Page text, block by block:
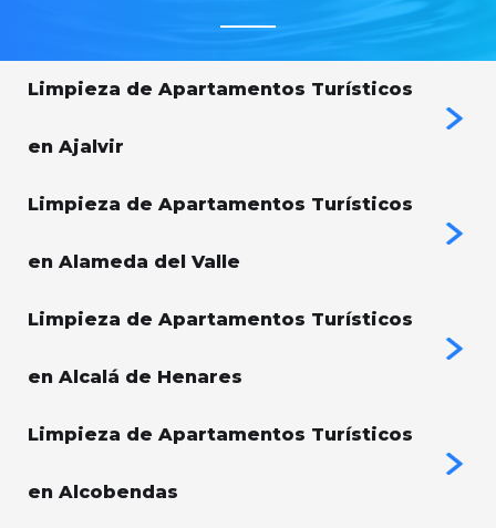
Limpieza de Apartamentos Turísticos
en Ajalvir
Limpieza de Apartamentos Turísticos
en Alameda del Valle
Limpieza de Apartamentos Turísticos
en Alcalá de Henares
Limpieza de Apartamentos Turísticos
en Alcobendas